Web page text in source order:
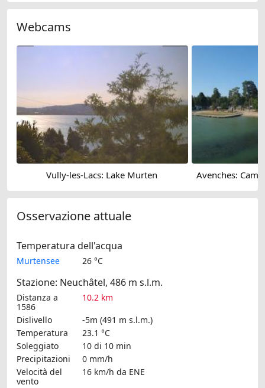
Webcams
Vully-les-Lacs: Lake Murten
Osservazione attuale
Temperatura dell'acqua
Murtensee 26 °C
Stazione: Neuchâtel, 486 m s.l.m.
Distanza a
1586
10.2 km
Dislivello
-5m (491 m s.l.m.)
Temperatura
23.1 °C
Soleggiato
10 di 10 min
Precipitazioni
0 mm/h
Velocità del
vento
16 km/h da ENE